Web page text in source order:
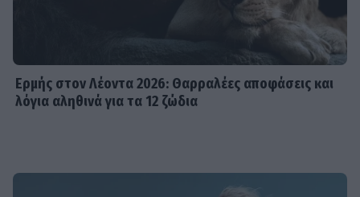
Ερμής στον Λέοντα 2026: Θαρραλέες αποφάσεις και
λόγια αληθινά για τα 12 ζώδια